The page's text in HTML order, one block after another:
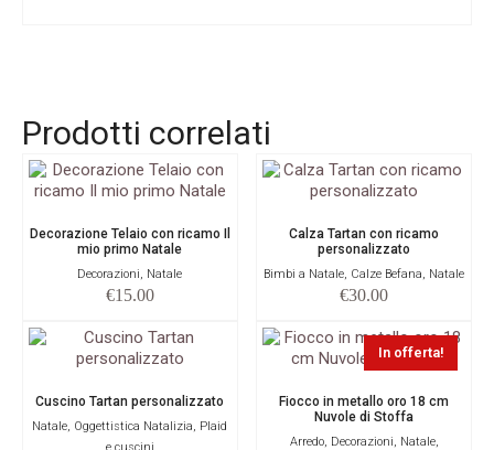
Prodotti correlati
Decorazione Telaio con ricamo Il
mio primo Natale
Decorazioni, Natale
€15.00
Calza Tartan con ricamo
personalizzato
Bimbi a Natale, Calze Befana, Natale
€30.00
Cuscino Tartan personalizzato
Natale, Oggettistica Natalizia, Plaid
In offerta!
Fiocco in metallo oro 18 cm
Nuvole di Stoffa
Arredo, Decorazioni, Natale,